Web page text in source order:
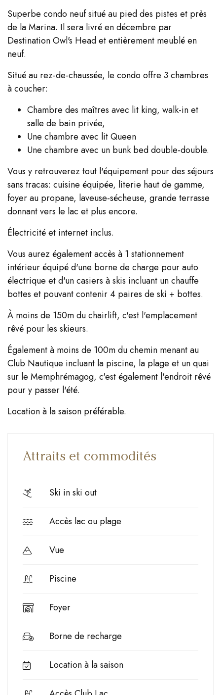
Superbe condo neuf situé au pied des pistes et près
de la Marina. Il sera livré en décembre par
Destination Owl's Head et entièrement meublé en
neuf.
Situé au rez-de-chaussée, le condo offre 3 chambres
à coucher:
Chambre des maîtres avec lit king, walk-in et
salle de bain privée,
Une chambre avec lit Queen
Une chambre avec un bunk bed double-double.
Vous y retrouverez tout l'équipement pour des séjours
sans tracas: cuisine équipée, literie haut de gamme,
foyer au propane, laveuse-sécheuse, grande terrasse
donnant vers le lac et plus encore.
Électricité et internet inclus.
Vous aurez également accès à 1 stationnement
intérieur équipé d'une borne de charge pour auto
électrique et d'un casiers à skis incluant un chauffe
bottes et pouvant contenir 4 paires de ski + bottes.
À moins de 150m du chairlift, c'est l'emplacement
rêvé pour les skieurs.
Également à moins de 100m du chemin menant au
Club Nautique incluant la piscine, la plage et un quai
sur le Memphrémagog, c'est également l'endroit rêvé
pour y passer l'été.
Location à la saison préférable.
Attraits et commodités
Ski in ski out
Accès lac ou plage
Vue
Piscine
Foyer
Borne de recharge
Location à la saison